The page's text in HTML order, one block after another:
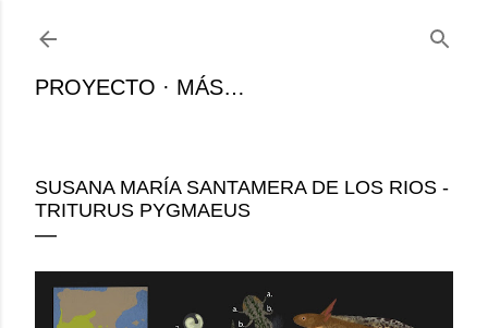
Ir al contenido principal
PROYECTO MÁS…
SUSANA MARÍA SANTAMERA DE LOS RIOS -
TRITURUS PYGMAEUS